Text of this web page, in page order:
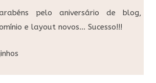
pelo aniversário de blog,
e layout novos… Sucesso!!!